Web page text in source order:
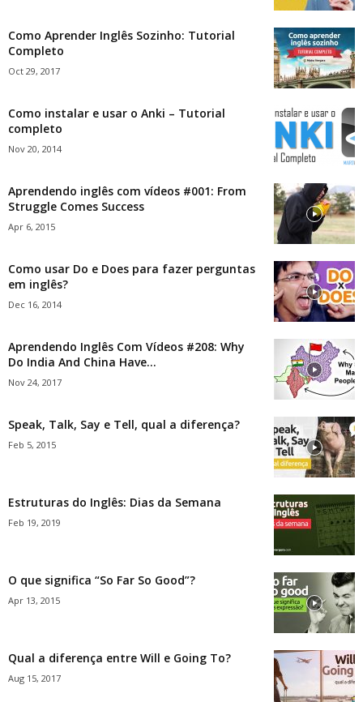
Como Aprender Inglês Sozinho: Tutorial
Completo
Oct 29, 2017
Como instalar e usar o Anki – Tutorial
completo
Nov 20, 2014
Aprendendo inglês com vídeos #001: From
Struggle Comes Success
Apr 6, 2015
Como usar Do e Does para fazer perguntas
em inglês?
Dec 16, 2014
Aprendendo Inglês Com Vídeos #208: Why
Do India And China Have...
Nov 24, 2017
Speak, Talk, Say e Tell, qual a diferença?
Feb 5, 2015
Estruturas do Inglês: Dias da Semana
Feb 19, 2019
O que significa “So Far So Good”?
Apr 13, 2015
Qual a diferença entre Will e Going To?
Aug 15, 2017